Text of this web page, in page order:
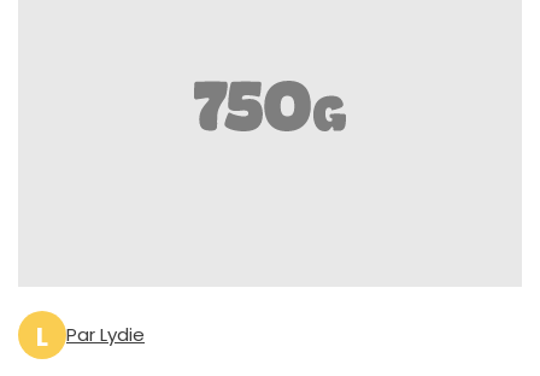
L Par Lydie